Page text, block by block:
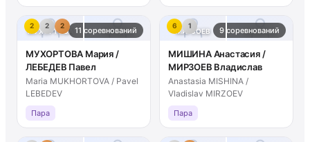
МУХОРТОВА ЛЕБЕДЕВ
11 соревнований
2 2 2
МУХОРТОВА Мария /
ЛЕБЕДЕВ Павел
Maria MUKHORTOVA / Pavel
LEBEDEV
Пара
МИРЗОЕВ МИШИНА
9 соревнований
6 1
МИШИНА Анастасия /
МИРЗОЕВ Владислав
Anastasia MISHINA /
Vladislav MIRZOEV
Пара